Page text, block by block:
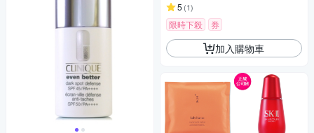
5 (1)
限時下殺 券
加入購物車